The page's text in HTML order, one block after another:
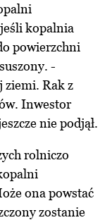
kopalnia
powierzchni
-
ziemi. Rak z
Inwestor
nie podjął.
rolniczo
ona powstać
zostanie